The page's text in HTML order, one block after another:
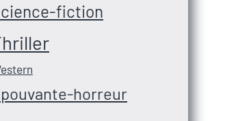
Science-fiction
Thriller
Western
Épouvante-horreur